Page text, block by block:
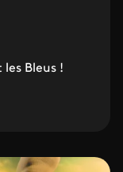
Bleus !